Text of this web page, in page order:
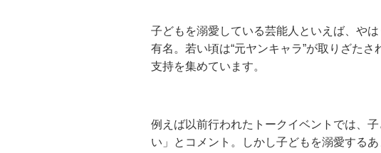
子どもを溺愛している芸能人といえば、や
有名。若い頃は“元ヤンキャラ”が取りざた
支持を集めています。
例えば以前行われたトークイベントでは、
い」とコメント。しかし子どもを溺愛する